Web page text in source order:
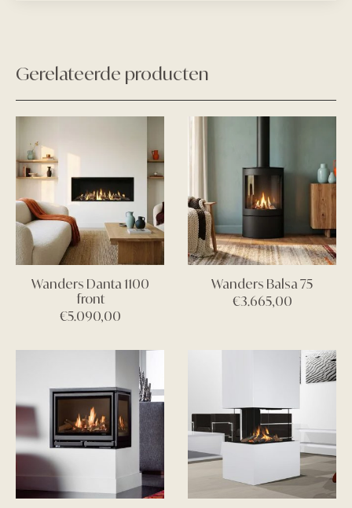
Gerelateerde producten
Wanders Danta 1100
front
€5.090,00
Wanders Balsa 75
€3.665,00